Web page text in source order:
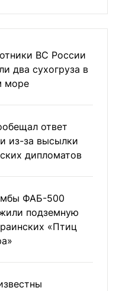
ВС России
два сухогруза в
море
ответ
из-за высылки
дипломатов
ФАБ-500
подземную
«Птиц